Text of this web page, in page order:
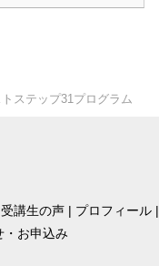
ステップ31プログラム
受講生の声 | プロフィール |
・お申込み